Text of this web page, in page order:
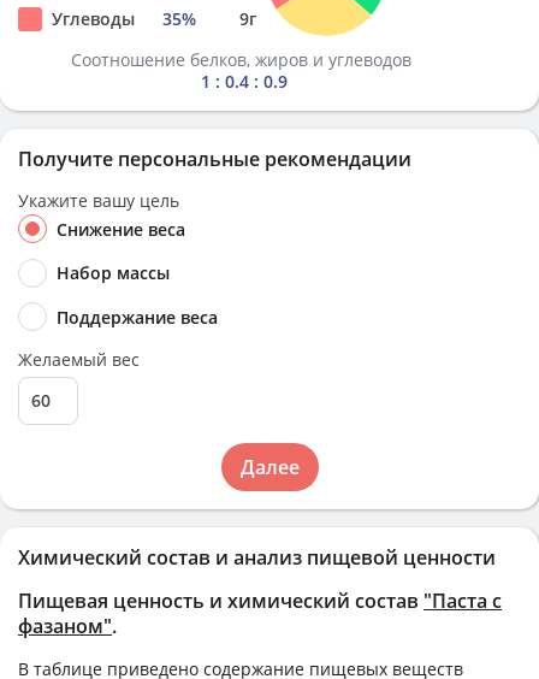
Химический состав и анализ пищевой ценности
Пищевая ценность и химический состав "Паста с
фазаном".
В таблице приведено содержание пищевых веществ
Углеводы
35% 9г
Соотношение белков, жиров и углеводов
1 : 0.4 : 0.9
Получите персональные рекомендации
Укажите вашу цель
Снижение веса
Набор массы
Поддержание веса
Желаемый вес
Далее